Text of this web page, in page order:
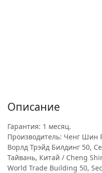
Описание
Гарантия: 1 месяц.
Производитель: Ченг Шин
Ворлд Трэйд Билдинг 50,
Тайвань, Китай / Cheng
World Trade Building 50,